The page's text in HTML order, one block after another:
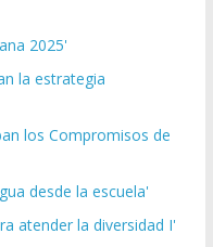
2025'
la estrategia
los Compromisos de
desde la escuela'
atender la diversidad I'